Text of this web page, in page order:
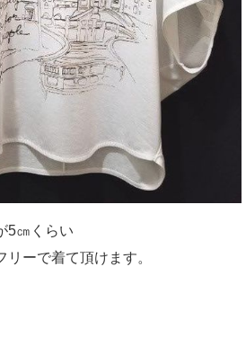
5㎝くらい
ーで着て頂けます。